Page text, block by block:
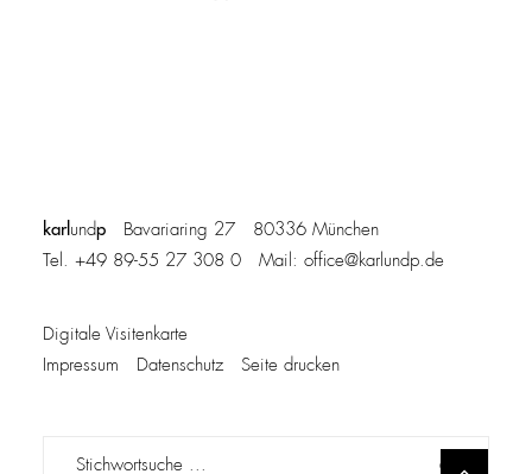
karl undp Bavariaring 27 80336 München
Tel. +49 89-55 27 308 0 Mail: office@karlundp.de
Digitale Visitenkarte
Impressum
Datenschutz Seite drucken